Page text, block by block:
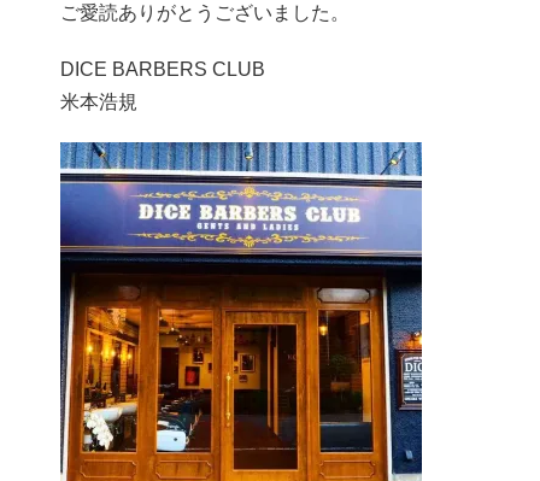
ご愛読ありがとうございました。
DICE BARBERS CLUB
米本浩規